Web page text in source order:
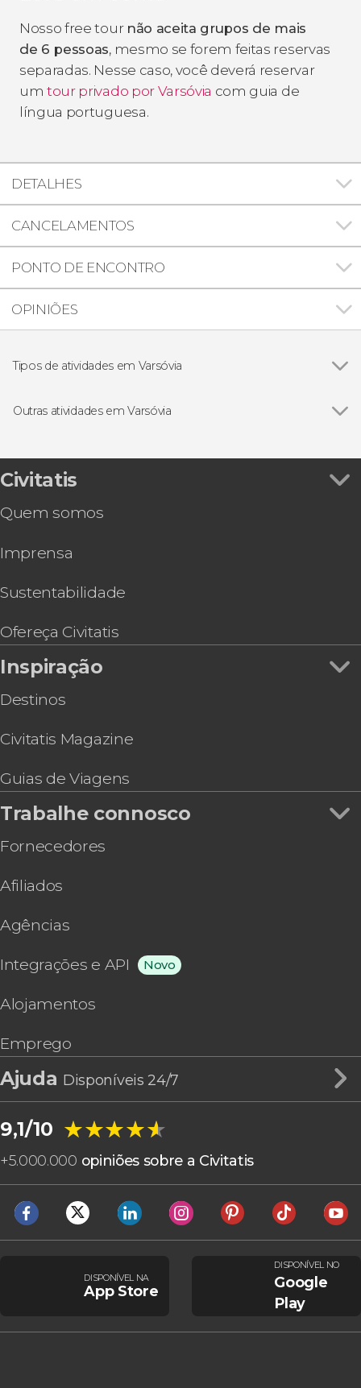
Nosso free tour não aceita grupos de mais
de 6 pessoas, mesmo se forem feitas reservas
separadas. Nesse caso, você deverá reservar
umtour privado por Varsóvia com guia de
língua portuguesa.
DETALHES
CANCELAMENTOS
PONTO DE ENCONTRO
OPINIÕES
Tipos de atividades em Varsóvia
Free Tour
Outras atividades em Varsóvia
Passeio de barco tradicional pelo rio Vístula
Concerto de piano com música de Chopin
Ônibus turístico de Varsóvia
bebida
Civitatis
Quem somos
Imprensa
Sustentabilidade
Ofereça Civitatis
Inspiração
Destinos
Civitatis Magazine
Guias de Viagens
Trabalhe connosco
Fornecedores
Afiliados
Agências
Integrações e API Novo
Alojamentos
Emprego
Ajuda Disponíveis 24/7
9,1/10 ★★★★★
★★★★★
+5.000.000 opiniões sobre a Civitatis
DISPONÍVEL NA
App Store
DISPONÍVEL NO
Google
Play